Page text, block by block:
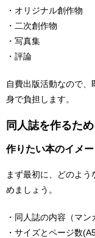
・オリジナル創作物
・二次創作物
・写真集
・評論
自費出版活動なので
身で負担します。
同人誌を作るた
作りたい本のイメ
まず最初に、どのよ
めましょう。
・同人誌の内容（マ
・サイズとページ数